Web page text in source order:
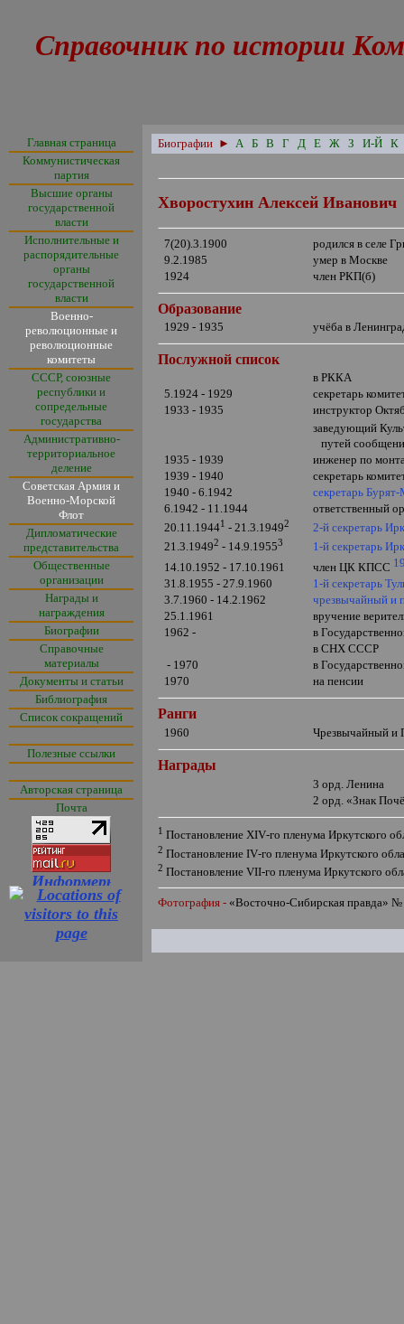
Справочник по истории
Главная страница
Коммунистическая
партия
Высшие органы
государственной
власти
Исполнительные и
распорядительные
органы
государственной
власти
Военно-
революционные и
революционные
комитеты
СССР, союзные
республики и
сопредельные
государства
Административно-
территориальное
деление
Советская Армия и
Военно-Морской
Флот
Дипломатические
представительства
Общественные
организации
Награды и
награждения
Биографии
Справочные
материалы
Документы и статьи
Библиография
Список сокращений
Полезные ссылки
Авторская страница
Почта
Биографии ► А Б В Г Д Е Ж З И-Й К
Хворостухин Алексей Иванович
7(20).3.1900
родился в селе
9.2.1985
умер в Москве
1924
член РКП(б)
Образование
1929 - 1935 учёба в
Послужной список
в РККА
5.1924 - 1929
секретарь
1933 - 1935
инструктор
заведующий
путей
1935 - 1939
инженер по
1939 - 1940
секретарь
1940 - 6.1942
секретарь
6.1942 - 11.1944
ответственный
20.11.19441 - 21.3.19492
2-й секретарь
21.3.19492 - 14.9.19553
1-й секретарь
14.10.1952 - 17.10.1961
член ЦК КПСС
31.8.1955 - 27.9.1960
1-й секретарь
3.7.1960 - 14.2.1962
чрезвычайный и
25.1.1961
вручение
1962 -
в
в СНХ СССР
- 1970
в
1970
на пенсии
Ранги
1960 Чрезвычайный и
Награды
3 орд. Ленина
2 орд.«Знак
1 ПостановлениеXIV-го пленума Иркутского
2 ПостановлениеIV-го пленума Иркутского
2 ПостановлениеVII-го пленума Иркутского
Фотография - «Восточно-Сибирская правда» №